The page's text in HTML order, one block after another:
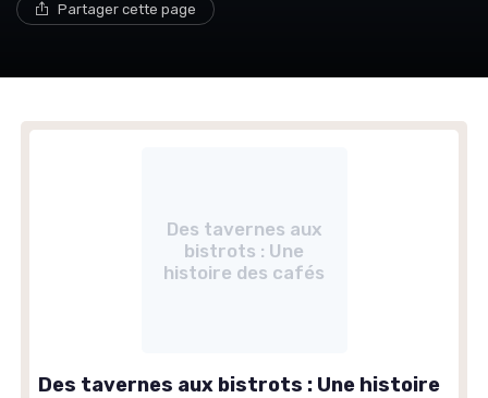
Partager cette page
Des tavernes aux
bistrots : Une
histoire des cafés
Des tavernes aux bistrots : Une histoire